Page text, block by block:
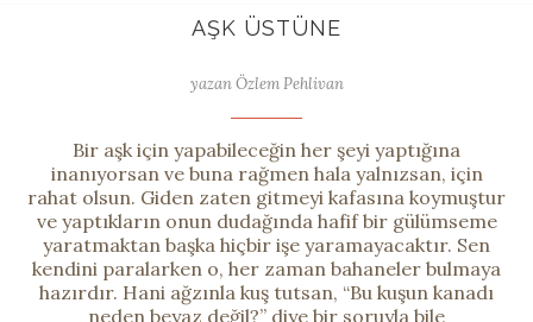
AŞK ÜSTÜNE
yazan Özlem Pehlivan
Bir aşk için yapabileceğin her şeyi yaptığına
inanıyorsan ve buna rağmen hala yalnızsan, için
rahat olsun. Giden zaten gitmeyi kafasına koymuştur
ve yaptıkların onun dudağında hafif bir gülümseme
yaratmaktan başka hiçbir işe yaramayacaktır. Sen
kendini paralarken o, her zaman bahaneler bulmaya
hazırdır. Hani ağzınla kuş tutsan, “Bu kuşun kanadı
neden beyaz değil?” diye bir soruyla bile